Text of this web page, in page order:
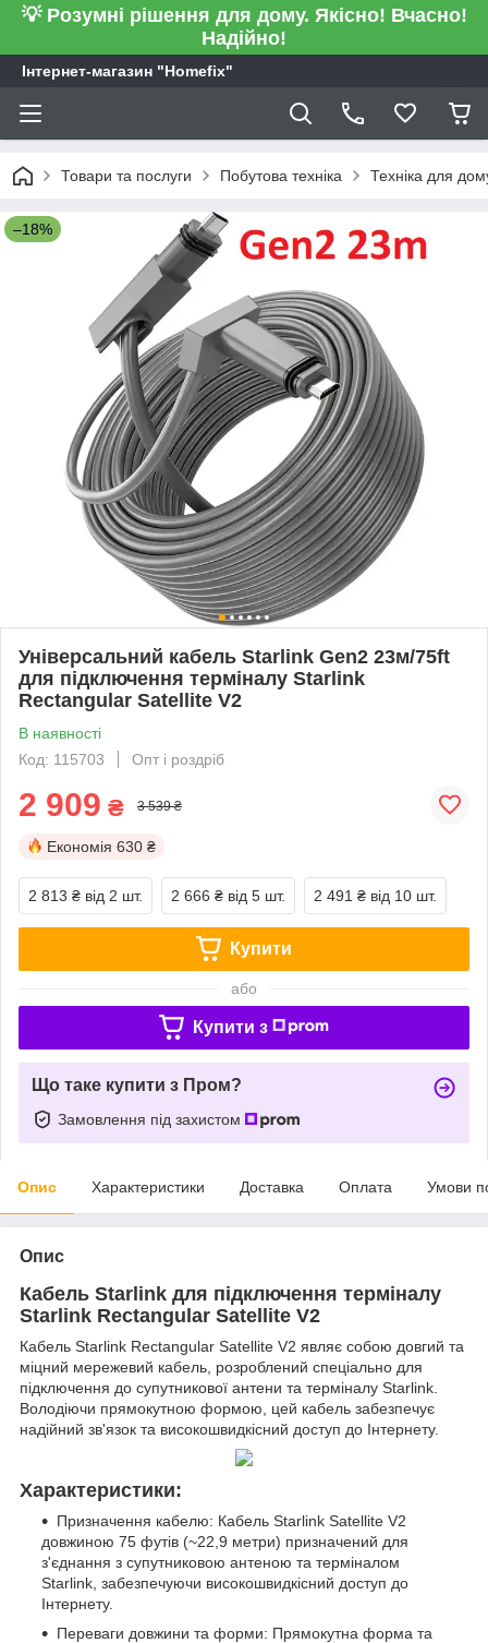
💡 Розумні рішення для дому. Якісно! Вчасно!
Надійно!
Інтернет-магазин "Homefix"
Товари та послуги Побутова техніка Техніка для
–18%
Універсальний кабель Starlink Gen2 23м/75ft
для підключення терміналу Starlink
Rectangular Satellite V2
В наявності
Код: 115703
Опт і роздріб
2 909 ₴ 3 539 ₴
Економія 630 ₴
2 813 ₴ від 2 шт. 2 666 ₴ від 5 шт. 2 491 ₴ від 10 шт.
Купити
або
Купити з
Що таке купити з Пром?
Замовлення під захистом
Опис Характеристики Доставка Оплата Умови
Опис
Кабель Starlink для підключення терміналу
Starlink Rectangular Satellite V2
Кабель Starlink Rectangular Satellite V2 являє собою довгий та
міцний мережевий кабель, розроблений спеціально для
підключення до супутникової антени та терміналу Starlink.
Володіючи прямокутною формою, цей кабель забезпечує
надійний зв'язок та високошвидкісний доступ до Інтернету.
Характеристики:
Призначення кабелю: Кабель Starlink Satellite V2
довжиною 75 футів (~22,9 метри) призначений для
з'єднання з супутниковою антеною та терміналом
Starlink, забезпечуючи високошвидкісний доступ до
Інтернету.
Переваги довжини та форми: Прямокутна форма та